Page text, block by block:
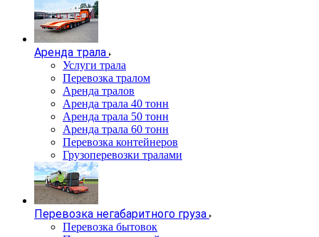
Аренда трала
Услуги трала
Перевозка тралом
Аренда тралов
Аренда трала 40 тонн
Аренда трала 50 тонн
Аренда трала 60 тонн
Перевозка контейнеров
Грузоперевозки тралами
Перевозка негабаритного груза
Перевозка бытовок